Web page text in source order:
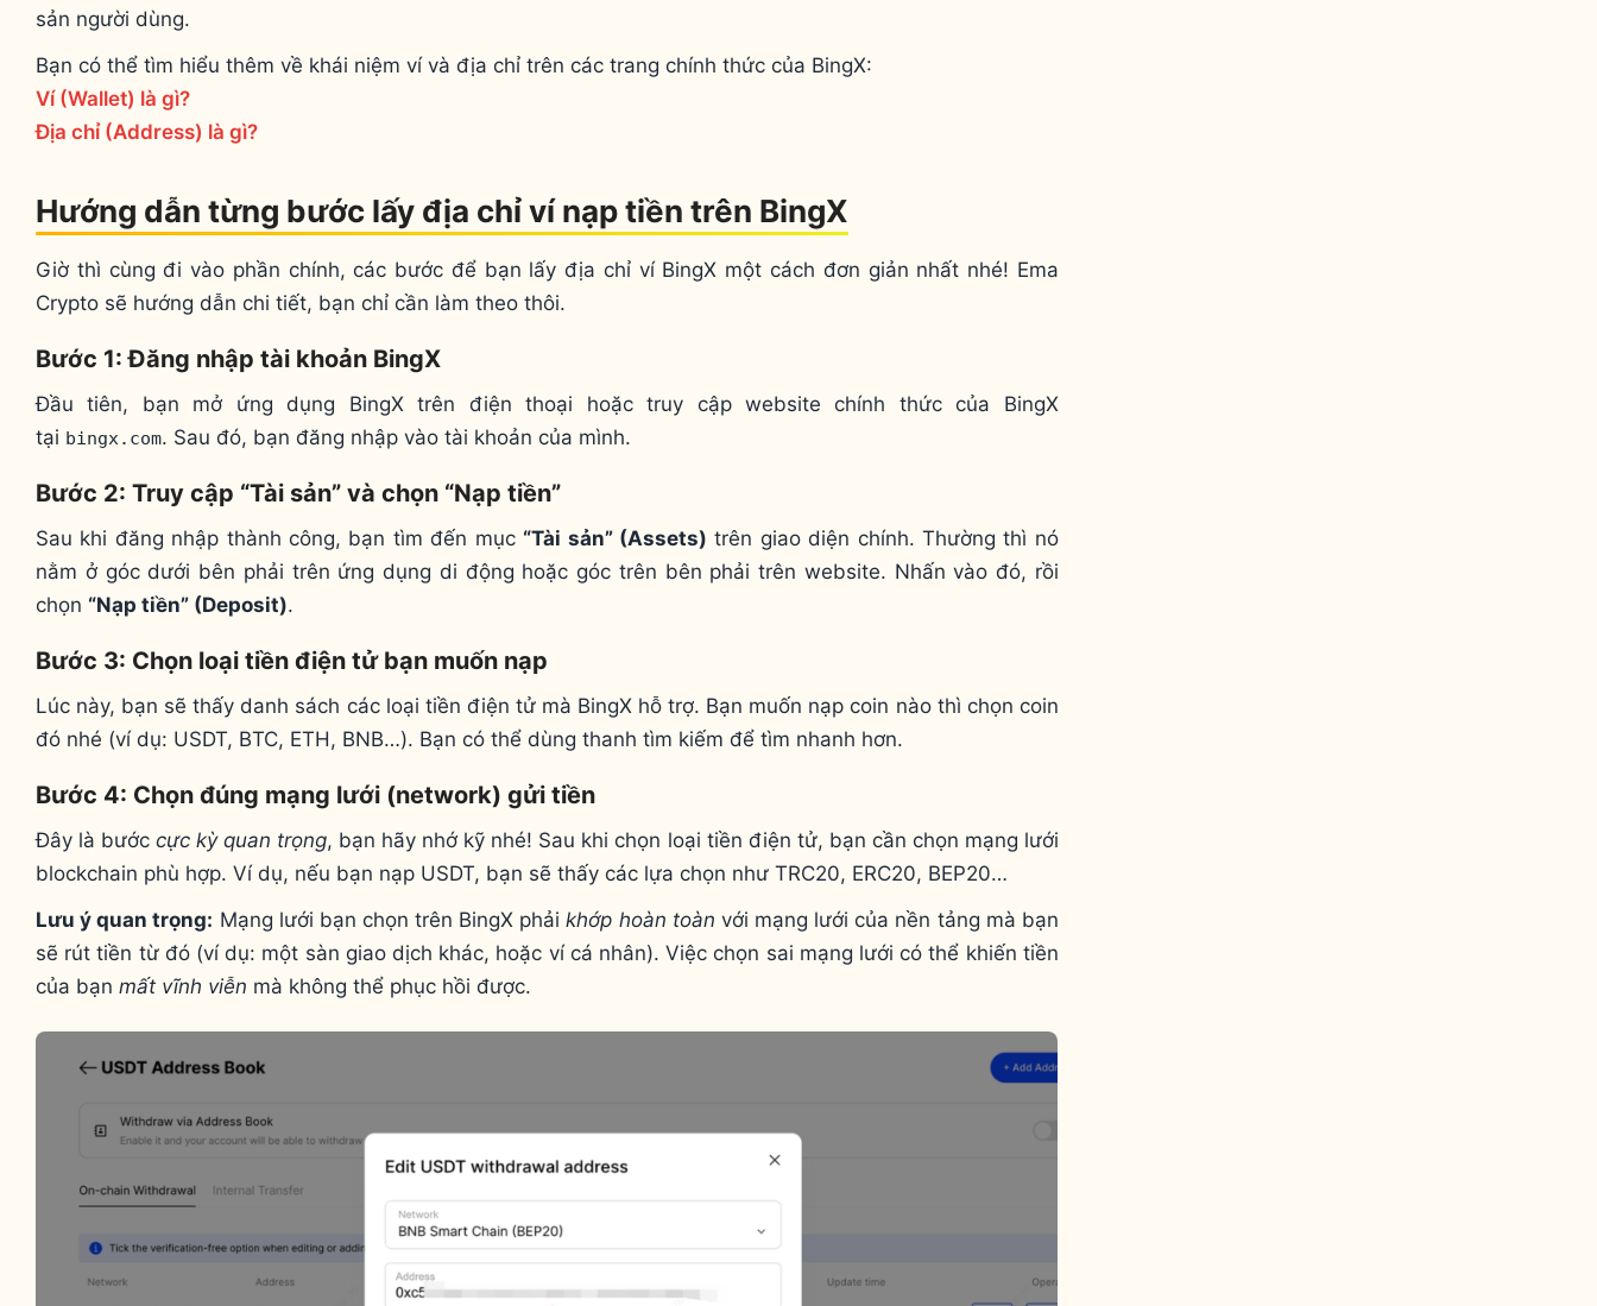
sản người dùng.
Bạn có thể tìm hiểu thêm về khái niệm ví và địa chỉ trên các trang chính thức của BingX:
Ví (Wallet) là gì?
Địa chỉ (Address) là gì?
Hướng dẫn từng bước lấy địa chỉ ví nạp tiền trên BingX
Giờ thì cùng đi vào phần chính, các bước để bạn lấy địa chỉ ví BingX một cách đơn giản nhất nhé! Ema
Crypto sẽ hướng dẫn chi tiết, bạn chỉ cần làm theo thôi.
Bước 1: Đăng nhập tài khoản BingX
Đầu tiên, bạn mở ứng dụng BingX trên điện thoại hoặc truy cập website chính thức của BingX
tại bingx.com. Sau đó, bạn đăng nhập vào tài khoản của mình.
Bước 2: Truy cập “Tài sản” và chọn “Nạp tiền”
Sau khi đăng nhập thành công, bạn tìm đến mục “Tài sản” (Assets) trên giao diện chính. Thường thì nó
nằm ở góc dưới bên phải trên ứng dụng di động hoặc góc trên bên phải trên website. Nhấn vào đó, rồi
chọn “Nạp tiền” (Deposit).
Bước 3: Chọn loại tiền điện tử bạn muốn nạp
Lúc này, bạn sẽ thấy danh sách các loại tiền điện tử mà BingX hỗ trợ. Bạn muốn nạp coin nào thì chọn coin
đó nhé (ví dụ: USDT, BTC, ETH, BNB…). Bạn có thể dùng thanh tìm kiếm để tìm nhanh hơn.
Bước 4: Chọn đúng mạng lưới (network) gửi tiền
Đây là bướccực kỳ quan trọng, bạn hãy nhớ kỹ nhé! Sau khi chọn loại tiền điện tử, bạn cần chọn mạng lưới
blockchain phù hợp. Ví dụ, nếu bạn nạp USDT, bạn sẽ thấy các lựa chọn như TRC20, ERC20, BEP20…
Lưu ý quan trọng: Mạng lưới bạn chọn trên BingX phảikhớp hoàn toàn với mạng lưới của nền tảng mà bạn
sẽ rút tiền từ đó (ví dụ: một sàn giao dịch khác, hoặc ví cá nhân). Việc chọn sai mạng lưới có thể khiến tiền
của bạn mất vĩnh viễn mà không thể phục hồi được.